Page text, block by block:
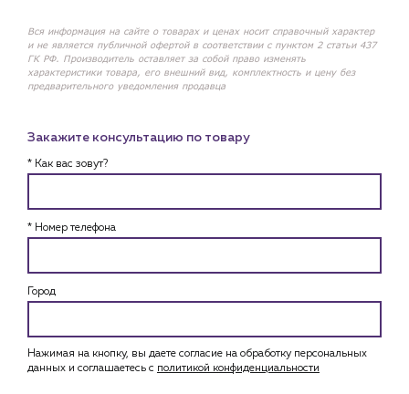
Вся информация на сайте о товарах и ценах носит справочный характер
и не является публичной офертой в соответствии с пунктом 2 статьи 437
ГК РФ. Производитель оставляет за собой право изменять
характеристики товара, его внешний вид, комплектность и цену без
предварительного уведомления продавца
Закажите консультацию по товару
* Как вас зовут?
* Номер телефона
Город
Нажимая на кнопку, вы даете согласие на обработку персональных
данных и соглашаетесь c политикой конфиденциальности